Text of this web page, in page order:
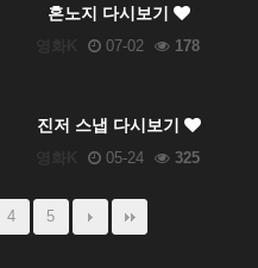
혼노지 다시보기
07-02 178
진저 스냅 다시보기
05-24 325
4 5